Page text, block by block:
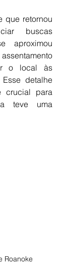
que retornou
buscas
aproximou
o local às
detalhe
crucial para
teve uma
Roanoke